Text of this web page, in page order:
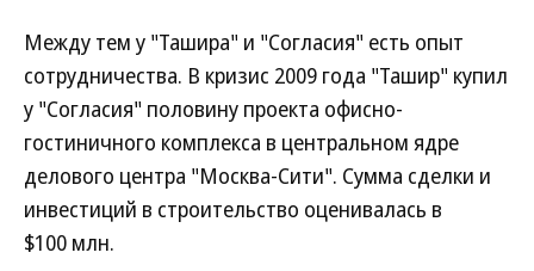
Между тем у "Ташира" и "Согласия" есть опыт
сотрудничества. В кризис 2009 года "Ташир" купил
у "Согласия" половину проекта офисно-
гостиничного комплекса в центральном ядре
делового центра "Москва-Сити". Сумма сделки и
инвестиций в строительство оценивалась в
$100 млн.